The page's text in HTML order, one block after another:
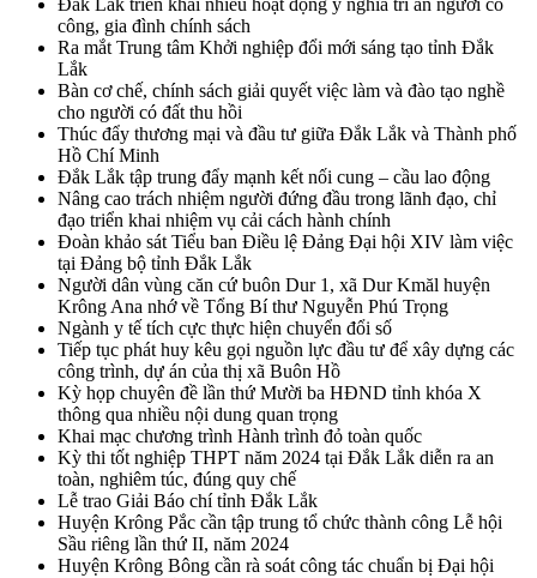
Đắk Lắk triển khai nhiều hoạt động ý nghĩa tri ân người có
công, gia đình chính sách
Ra mắt Trung tâm Khởi nghiệp đổi mới sáng tạo tỉnh Đắk
Lắk
Bàn cơ chế, chính sách giải quyết việc làm và đào tạo nghề
cho người có đất thu hồi
Thúc đẩy thương mại và đầu tư giữa Đắk Lắk và Thành phố
Hồ Chí Minh
Đắk Lắk tập trung đẩy mạnh kết nối cung – cầu lao động
Nâng cao trách nhiệm người đứng đầu trong lãnh đạo, chỉ
đạo triển khai nhiệm vụ cải cách hành chính
Đoàn khảo sát Tiểu ban Điều lệ Đảng Đại hội XIV làm việc
tại Đảng bộ tỉnh Đắk Lắk
Người dân vùng căn cứ buôn Dur 1, xã Dur Kmăl huyện
Krông Ana nhớ về Tổng Bí thư Nguyễn Phú Trọng
Ngành y tế tích cực thực hiện chuyển đổi số
Tiếp tục phát huy kêu gọi nguồn lực đầu tư để xây dựng các
công trình, dự án của thị xã Buôn Hồ
Kỳ họp chuyên đề lần thứ Mười ba HĐND tỉnh khóa X
thông qua nhiều nội dung quan trọng
Khai mạc chương trình Hành trình đỏ toàn quốc
Kỳ thi tốt nghiệp THPT năm 2024 tại Đắk Lắk diễn ra an
toàn, nghiêm túc, đúng quy chế
Lễ trao Giải Báo chí tỉnh Đắk Lắk
Huyện Krông Pắc cần tập trung tổ chức thành công Lễ hội
Sầu riêng lần thứ II, năm 2024
Huyện Krông Bông cần rà soát công tác chuẩn bị Đại hội